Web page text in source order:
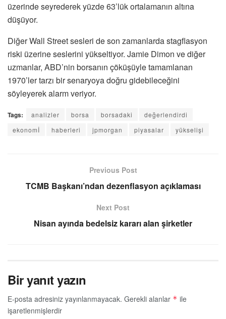
üzerinde seyrederek yüzde 63’lük ortalamanın altına
düşüyor.
Diğer Wall Street sesleri de son zamanlarda stagflasyon
riski üzerine seslerini yükseltiyor. Jamie Dimon ve diğer
uzmanlar, ABD’nin borsanın çöküşüyle ​​tamamlanan
1970’ler tarzı bir senaryoya doğru gidebileceğini
söyleyerek alarm veriyor.
Tags: analizler borsa borsadaki
değerlendirdi
ekonomİ
haberleri jpmorgan piyasalar yükselişi
Previous Post
TCMB Başkanı’ndan dezenflasyon açıklaması
Next Post
Nisan ayında bedelsiz kararı alan şirketler
Bir yanıt yazın
E-posta adresiniz yayınlanmayacak. Gerekli alanlar * ile
işaretlenmişlerdir